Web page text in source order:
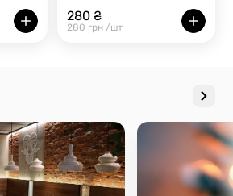
280 ₴
280 грн /шт